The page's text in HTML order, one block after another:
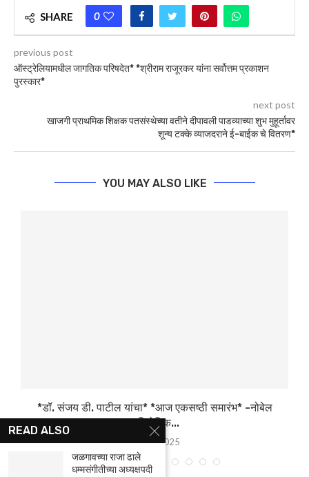
SHARE 0
previous post
ऑस्ट्रेलियामधील जागतिक परिषदेत* *श्रीराम राजूरकर यांना सर्वोत्तम प्रकाशन
पुरस्कार*
next post
खाजगी प्राथमिक शिक्षक पतसंस्थेच्या वतीने दीपावली पाडव्याच्या शुभ मुहूर्तावर
शून्य टक्के व्याजदराने ई-बाईक चे वितरण*
YOU MAY ALSO LIKE
*डॉ. संजय डी. पाटील यांचा* *आज एकसष्ठी समारंभ* -नोबेल
पारितोषिक...
17/02/2025
READ ALSO
जळगावच्या राजा ढाले
धम्मसंगीतीच्या अध्यक्षपदी